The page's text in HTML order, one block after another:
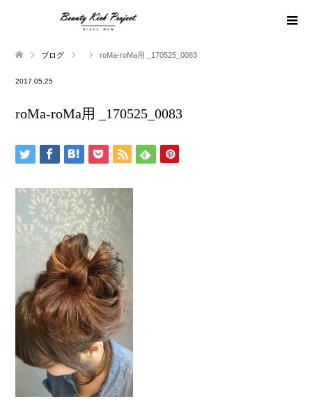
ブログ roMa-roMa用 _170525_0083
2017.05.25
roMa-roMa用 _170525_0083